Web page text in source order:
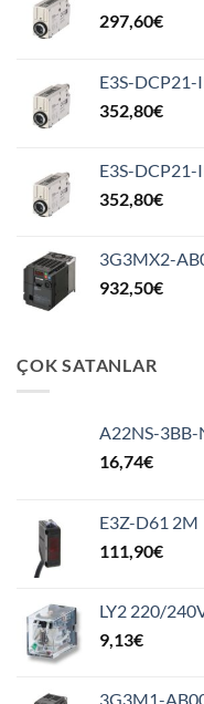
297,60€
E3S-DCP21-
352,80€
E3S-DCP21-
352,80€
3G3MX2-
932,50€
ÇOK SATANLAR
A22NS-
16,74€
E3Z-D61 2M
111,90€
LY2 220/
9,13€
3G3M1-